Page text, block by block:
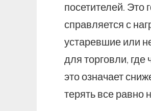
посетителей. Это
справляется с
устаревшие или
для торговли,
это означает
терять все равно